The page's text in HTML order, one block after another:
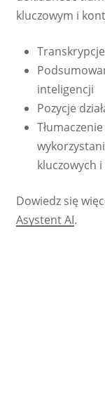
kluczowym i
inteligencji
Pozycje
kluczowych
Dowiedz się
Asystent AI.